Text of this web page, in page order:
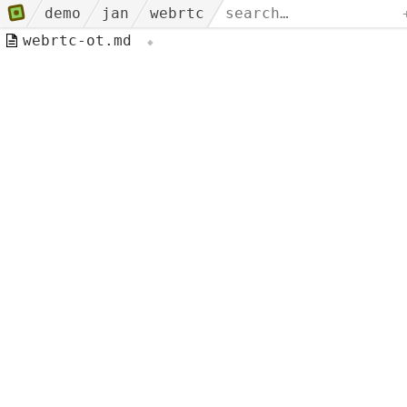
demo jan webrtc
webrtc-ot.md